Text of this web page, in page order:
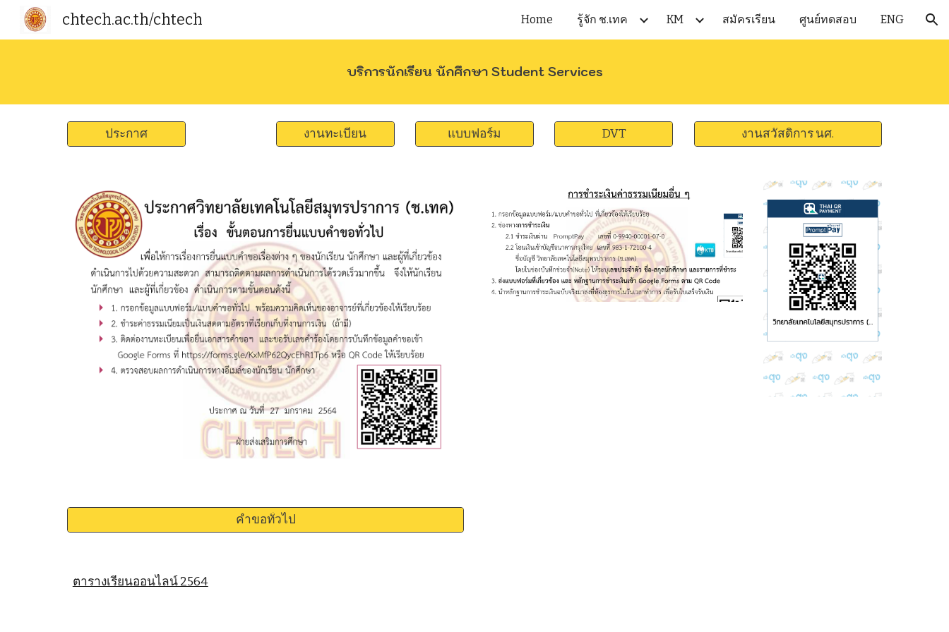
Skip to navigation
chtech.ac.th/chtech Home รู้จัก ช.เทค KM สมัครเรียน ศูนย์ทดสอบ ENG
บริการนักเรียน นักศึกษา Student Services
ประกาศ งานทะเบียน แบบฟอร์ม DVT งานสวัสดิการ นศ.
คำขอทั่วไป
ตารางเรียนออนไลน์ 2564